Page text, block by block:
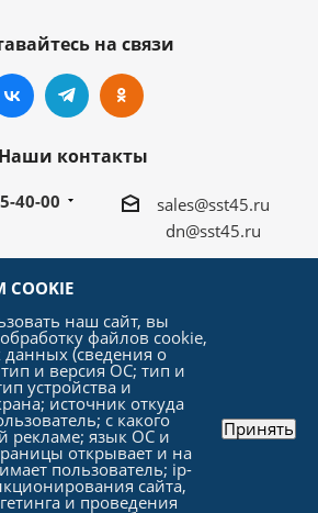
на связи
Наши контакты
40-00
sales@sst45.ru
dn@sst45.ru
г.Курган, ул.Омская 76а
«СтройСельхозТорг»
наш сайт, вы
файлов cookie,
данных (сведения о
и версия ОС; тип и
устройства и
источник откуда
с какого
рекламе; язык ОС и
открывает и на
пользователь; ip-
сайта,
и проведения
Принять